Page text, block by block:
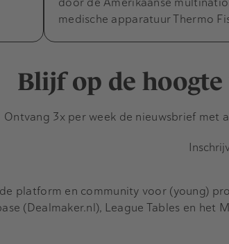
medische apparatuur Thermo
Blijf op de
Ontvang 3x per week de nieuwsbrief met
platform en community voor (young)
(Dealmaker.nl), League Tables en het